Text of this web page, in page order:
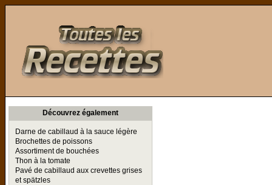
Découvrez également
Darne de cabillaud à la sauce légère
Brochettes de poissons
Assortiment de bouchées
Thon à la tomate
Pavé de cabillaud aux crevettes grises
et spätzles